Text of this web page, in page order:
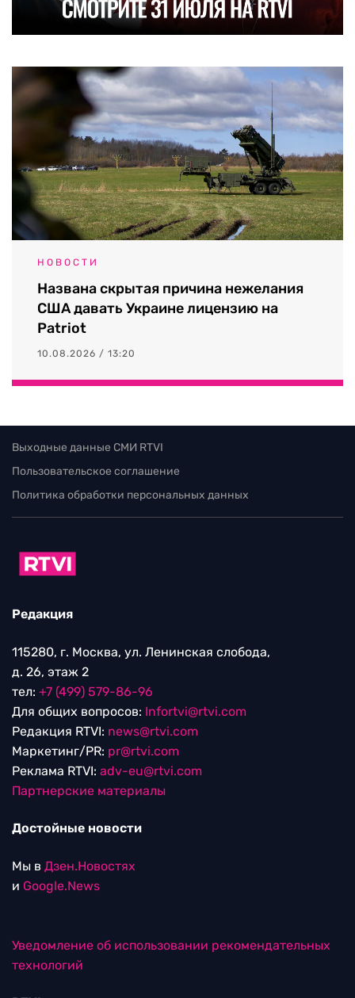
НОВОСТИ
Названа скрытая причина нежелания
США давать Украине лицензию на
Patriot
10.08.2026 / 13:20
Выходные данные СМИ RTVI
Пользовательское соглашение
Политика обработки персональных данных
Редакция
115280, г. Москва, ул. Ленинская слобода,
д. 26, этаж 2
тел: +7 (499) 579-86-96
Для общих вопросов: Infortvi@rtvi.com
Редакция RTVI: news@rtvi.com
Маркетинг/PR: pr@rtvi.com
Реклама RTVI: adv-eu@rtvi.com
Партнерские материалы
Достойные новости
Мы в Дзен.Новостях
и Google.News
Уведомление об использовании рекомендательных
технологий